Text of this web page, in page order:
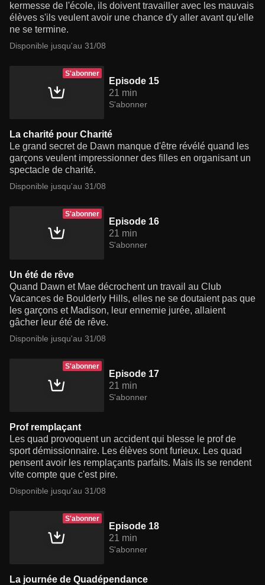
kermesse de l'école, ils doivent travailler avec les mauvais
élèves s'ils veulent avoir une chance d'y aller avant qu'elle
ne se termine.
Disponible jusqu'au 31/08
S'abonner
Episode 15
21 min
S'abonner
La charité pour Charité
Le grand secret de Dawn manque d'être révélé quand les
garçons veulent impressionner des filles en organisant un
spectacle de charité.
Disponible jusqu'au 31/08
S'abonner
Episode 16
21 min
S'abonner
Un été de rêve
Quand Dawn et Mae décrochent un travail au Club
Vacances de Boulderly Hills, elles ne se doutaient pas que
les garçons et Madison, leur ennemie jurée, allaient
gâcher leur été de rêve.
Disponible jusqu'au 31/08
S'abonner
Episode 17
21 min
S'abonner
Prof remplaçant
Les quad provoquent un accident qui blesse le prof de
sport démissionnaire. Les élèves sont furieux. Les quad
pensent avoir les remplaçants parfaits. Mais ils se rendent
vite compte que c'est pire.
Disponible jusqu'au 31/08
S'abonner
Episode 18
21 min
S'abonner
La journée de Quadépendance